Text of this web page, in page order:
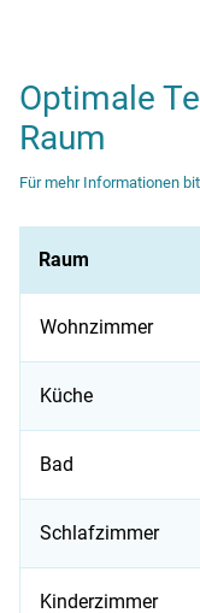
Optimale
Raum
Für mehr Informationen
Raum
Wohnzimmer
Küche
Bad
Schlafzimmer
Kinderzimmer